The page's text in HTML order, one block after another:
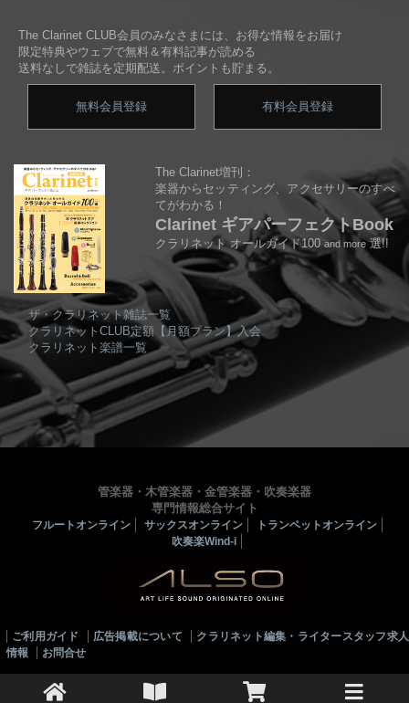
The Clarinet CLUB会員のみなさまには、お得な情報をお届け
限定特典やウェブで無料＆有料記事が読める
送料なしで雑誌を定期配送。ポイントも貯まる。
無料会員登録 有料会員登録
The Clarinet増刊：
楽器からセッティング、アクセサリーのすべ
てがわかる！
Clarinet ギアパーフェクトBook
クラリネット オールガイド100 and more選!!
ザ・クラリネット雑誌一覧
クラリネットCLUB定額【月額プラン】入会
クラリネット楽譜一覧
管楽器・木管楽器・金管楽器・吹奏楽器
専門情報総合サイト
フルートオンライン サックスオンライン
トランペットオンライン
吹奏楽Wind-i
ご利用ガイド 広告掲載について
クラリネット編集・ライタースタッフ求人
情報
お問合せ